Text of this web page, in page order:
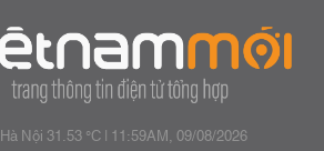
Hà Nội 31.53 °C| 11:59AM, 09/08/2026